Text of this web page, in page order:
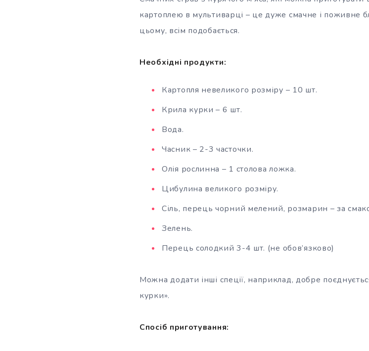
картоплею в мультиварці – це дуже смачне і поживне
цьому, всім подобається.
Необхідні продукти:
Картопля невеликого розміру – 10 шт.
Крила курки – 6 шт.
Вода.
Часник – 2-3 часточки.
Олія рослинна – 1 столова ложка.
Цибулина великого розміру.
Сіль, перець чорний мелений, розмарин – за
Зелень.
Перець солодкий 3-4 шт. (не обов’язково)
Можна додати інші спеції, наприклад, добре
курки».
Спосіб приготування: